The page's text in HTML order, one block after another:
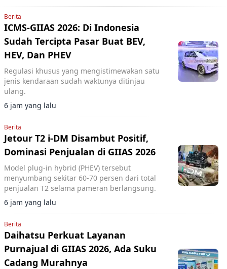
Berita
ICMS-GIIAS 2026: Di Indonesia
Sudah Tercipta Pasar Buat BEV,
HEV, Dan PHEV
Regulasi khusus yang mengistimewakan satu
jenis kendaraan sudah waktunya ditinjau
ulang.
6 jam yang lalu
Berita
Jetour T2 i-DM Disambut Positif,
Dominasi Penjualan di GIIAS 2026
Model plug-in hybrid (PHEV) tersebut
menyumbang sekitar 60-70 persen dari total
penjualan T2 selama pameran berlangsung.
6 jam yang lalu
Berita
Daihatsu Perkuat Layanan
Purnajual di GIIAS 2026, Ada Suku
Cadang Murahnya